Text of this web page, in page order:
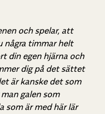
och spelar, att
några timmar helt
din egen hjärna och
dig på det sättet
är kanske det som
galen som
som är med här lär